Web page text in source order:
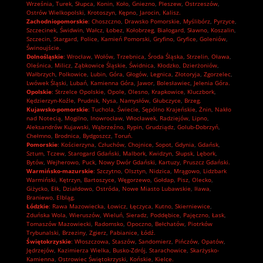
Września, Turek, Słupca, Konin, Koło, Gniezno, Pleszew, Ostrzeszów,
Ostrów Wielkopolski, Krotoszyn, Kępno, Jarocin, Kalisz.
Zachodniopomorskie: Choszczno, Drawsko Pomorskie, Myślibórz, Pyrzyce,
Szczecinek, Świdwin, Wałcz, Łobez, Kołobrzeg, Białogard, Sławno, Koszalin,
Szczecin, Stargard, Police, Kamień Pomorski, Gryfino, Gryfice, Goleniów,
Świnoujście.
Dolnośląskie: Wrocław, Wołów, Trzebnica, Środa Śląska, Strzelin, Oława,
Oleśnica, Milicz, Ząbkowice Śląskie, Świdnica, Kłodzko, Dzierżoniów,
Wałbrzych, Polkowice, Lubin, Góra, Głogów, Legnica, Złotoryja, Zgorzelec,
Lwówek Śląski, Lubań, Kamienna Góra, Jawor, Bolesławiec, Jelenia Góra.
Opolskie: Strzelce Opolskie, Opole, Olesno, Krapkowice, Kluczbork,
Kędzierzyn-Koźle, Prudnik, Nysa, Namysłów, Głubczyce, Brzeg.
Kujawsko-pomorskie: Tuchola, Świecie, Sępólno Krajeńskie, Żnin, Nakło
nad Notecią, Mogilno, Inowrocław, Włocławek, Radziejów, Lipno,
Aleksandrów Kujawski, Wąbrzeźno, Rypin, Grudziądz, Golub-Dobrzyń,
Chełmno, Brodnica, Bydgoszcz, Toruń.
Pomorskie: Kościerzyna, Człuchów, Chojnice, Sopot, Gdynia, Gdańsk,
Sztum, Tczew, Starogard Gdański, Malbork, Kwidzyn, Słupsk, Lębork,
Bytów, Wejherowo, Puck, Nowy Dwór Gdański, Kartuzy, Pruszcz Gdański.
Warmińsko-mazurskie: Szczytno, Olsztyn, Nidzica, Mrągowo, Lidzbark
Warmiński, Kętrzyn, Bartoszyce, Węgorzewo, Gołdap, Pisz, Olecko,
Giżycko, Ełk, Działdowo, Ostróda, Nowe Miasto Lubawskie, Iława,
Braniewo, Elbląg.
Łódzkie: Rawa Mazowiecka, Łowicz, Łęczyca, Kutno, Skierniewice,
Zduńska Wola, Wieruszów, Wieluń, Sieradz, Poddębice, Pajęczno, Łask,
Tomaszów Mazowiecki, Radomsko, Opoczno, Bełchatów, Piotrków
Trybunalski, Brzeziny, Zgierz, Pabianice, Łódź.
Świętokrzyskie: Włoszczowa, Staszów, Sandomierz, Pińczów, Opatów,
Jędrzejów, Kazimierza Wielka, Busko-Zdrój, Starachowice, Skarżysko-
Kamienna, Ostrowiec Świętokrzyski, Końskie, Kielce.